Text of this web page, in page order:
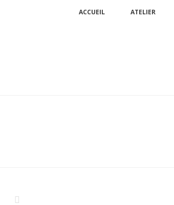
ACCUEIL ATELIER